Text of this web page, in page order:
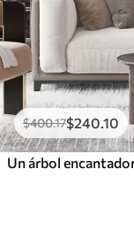
$400.17$240 .10